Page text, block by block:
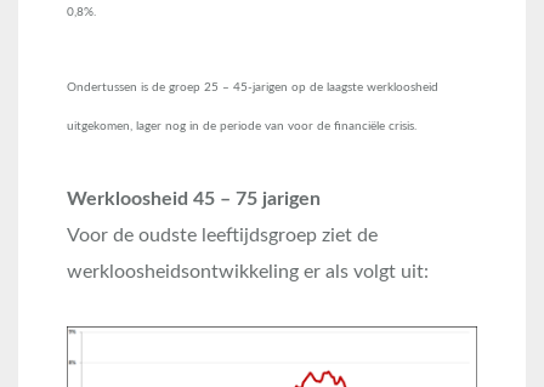
0,8%.
Ondertussen is de groep 25 – 45-jarigen op de laagste werkloosheid
uitgekomen, lager nog in de periode van voor de financiële crisis.
Werkloosheid 45 – 75 jarigen
Voor de oudste leeftijdsgroep ziet de
werkloosheidsontwikkeling er als volgt uit: